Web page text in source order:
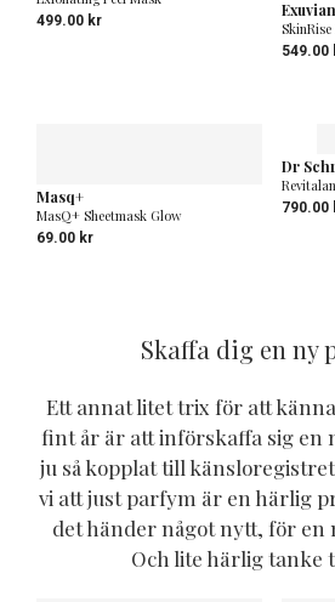
499.00 kr
549.00
Masq+
MasQ+ Sheetmask Glow
69.00 kr
Dr
790.00
Skaffa dig en ny
Ett annat litet trix för att
fint år är att införskaffa sig en
ju så kopplat till
vi att just parfym är en härlig
det händer något nytt, för en
Och lite härlig tanke